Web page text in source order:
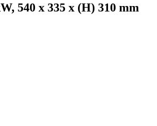
540 x 335 x (H) 310 mm